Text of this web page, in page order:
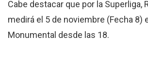
Cabe destacar que por la Superliga,
medirá el 5 de noviembre (Fecha 8)
Monumental desde las 18.